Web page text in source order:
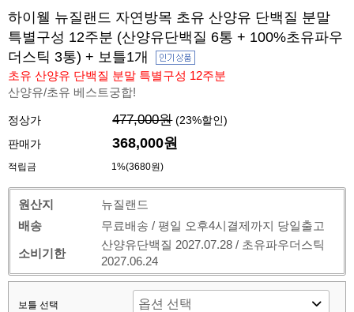
하이웰 뉴질랜드 자연방목 초유 산양유 단백질 분말
특별구성 12주분 (산양유단백질 6통 + 100%초유파우
더스틱 3통) + 보틀1개
초유 산양유 단백질 분말 특별구성 12주분
산양유/초유 베스트궁합!
정상가 477,000원 (23%할인)
판매가
368,000원
적립금 1%(3680원)
원산지
뉴질랜드
배송
무료배송 / 평일 오후4시결제까지 당일출고
소비기한
산양유단백질 2027.07.28 / 초유파우더스틱
2027.06.24
보틀 선택